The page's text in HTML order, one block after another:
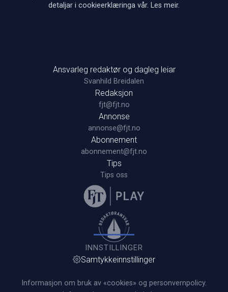
detaljar i cookieerklæringa vår. Les meir.
Ansvarleg redaktør og dagleg leiar
Svanhild Breidalen
Redaksjon
fjt@fjt.no
Annonse
annonse@fjt.no
Abonnement
abonnement@fjt.no
Tips
Tips oss
INNSTILLINGER
Samtykkeinnstillinger
Informasjon om bruk av «cookies» og personvernpolicy.